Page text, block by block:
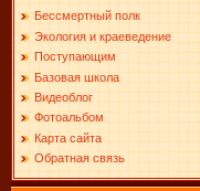
Бессмертный полк
Экология и краеведение
Поступающим
Базовая школа
Видеоблог
Фотоальбом
Карта сайта
Обратная связь